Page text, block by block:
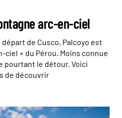
arc-en-ciel
de Cusco, Palcoyo est
ciel » du Pérou. Moins connue
pourtant le détour. Voici
de découvrir